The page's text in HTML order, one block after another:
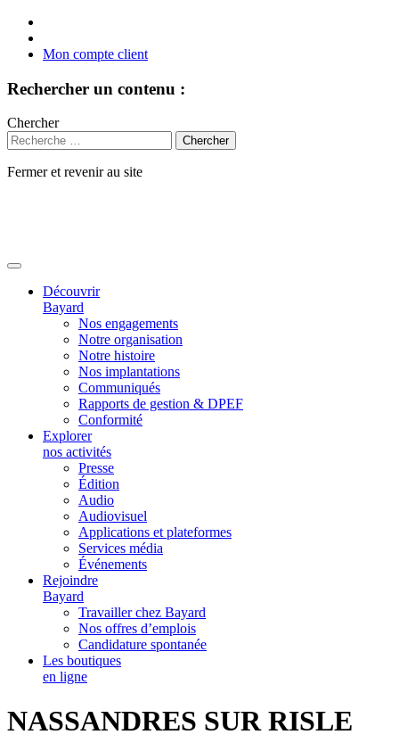
Mon compte client
Rechercher un contenu :
Chercher
Fermer et revenir au site
Découvrir
Bayard
Nos engagements
Notre organisation
Notre histoire
Nos implantations
Communiqués
Rapports de gestion & DPEF
Conformité
Explorer
nos activités
Presse
Édition
Audio
Audiovisuel
Applications et plateformes
Services média
Événements
Rejoindre
Bayard
Travailler chez Bayard
Nos offres d’emplois
Candidature spontanée
Les boutiques
en ligne
NASSANDRES SUR RISLE